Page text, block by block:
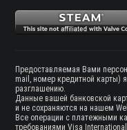
Предоставляемая Вами
mail, номер кредитной карты)
разглашению.
Данные вашей банковской
и не сохраняются на нашем
Все операции с платежными
требованиями Visa